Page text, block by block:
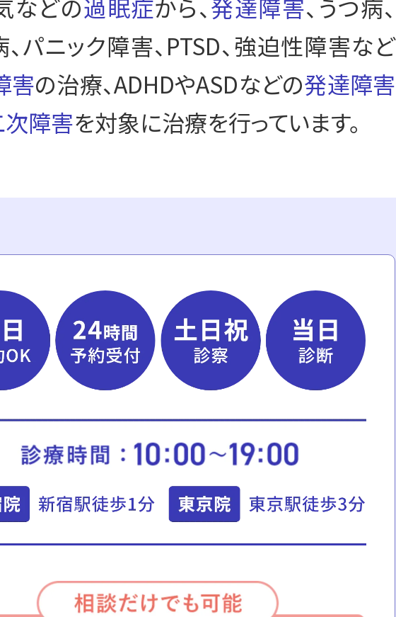
などの過眠症から、発達障害、うつ病、
パニック障害、PTSD、強迫性障害など
害の治療、ADHDやASDなどの発達障害
次障害を対象に治療を行っています。